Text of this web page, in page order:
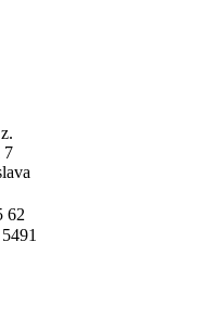
7
62